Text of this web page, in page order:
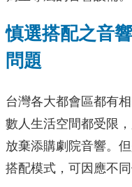
慎選搭配之音
問題
台灣各大都會區都有
數人生活空間都受限
放棄添購劇院音響。
搭配模式，可因應不